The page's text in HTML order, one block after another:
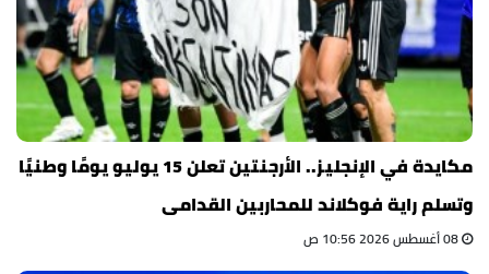
مكايدة في الإنجليز.. الأرجنتين تعلن 15 يوليو يومًا وطنيًا
وتسلم راية فوكلاند للمحاربين القدامى